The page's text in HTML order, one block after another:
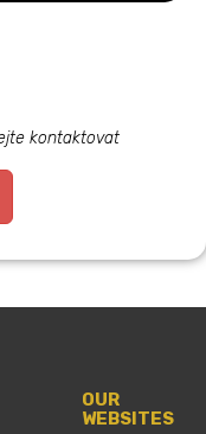
kontaktovat
OUR
WEBSITES